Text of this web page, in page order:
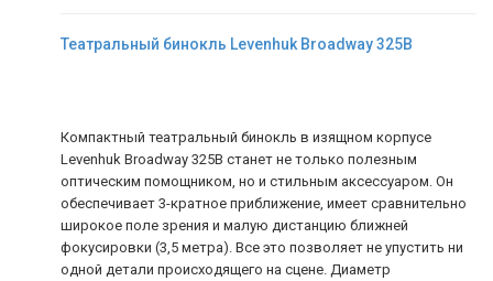
Театральный бинокль Levenhuk Broadway 325B
Компактный театральный бинокль в изящном корпусе
Levenhuk Broadway 325B станет не только полезным
оптическим помощником, но и стильным аксессуаром. Он
обеспечивает 3-кратное приближение, имеет сравнительно
широкое поле зрения и малую дистанцию ближней
фокусировки (3,5 метра). Все это позволяет не упустить ни
одной детали происходящего на сцене. Диаметр